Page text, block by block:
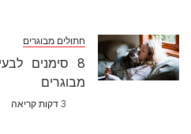
חתולים מבוגרים
8 סימנים
מבוגרים
3 דקות קריאה